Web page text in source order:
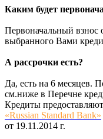
Каким будет
Первоначальный взнос
выбранного Вами
А рассрочки есть?
Да, есть на 6 месяцев.
см.ниже в Перечне
Кредиты
«Russian Standard Bank»
от 19.11.2014 г.